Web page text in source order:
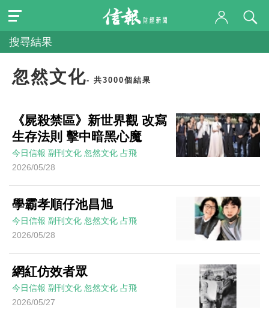
搜尋結果
忽然文化- 共3000個結果
《屍殺禁區》新世界觀 改寫
生存法則 擊中暗黑心魔
今日信報 副刊文化 忽然文化 占飛
2026/05/28
學霸孝順仔池昌旭
今日信報 副刊文化 忽然文化 占飛
2026/05/28
網紅仿效者眾
今日信報 副刊文化 忽然文化 占飛
2026/05/27